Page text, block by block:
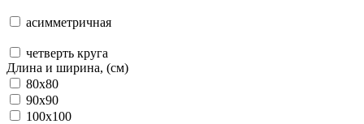
асимметричная
четверть круга
Длина и ширина, (см)
80x80
90x90
100x100